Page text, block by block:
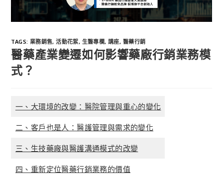
TAGS: 業務銷售, 活動花絮, 生醫專欄, 講座, 醫藥行銷
醫藥產業變遷如何影響藥廠行銷業務模
式？
一、大環境的改變：醫院管理與重心的變化
二、客戶也是人：醫護管理與需求的變化
三、生技藥廠與醫護溝通模式的改變
四、重新定位醫藥行銷業務的價值